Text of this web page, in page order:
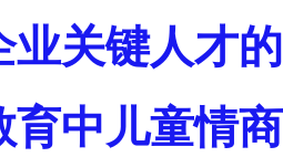
业关键人才
育中儿童情